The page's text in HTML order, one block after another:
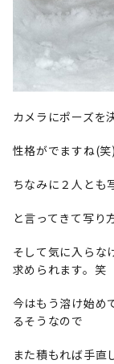
カメラにポーズを
性格がでますね(笑)
ちなみに２人とも
と言ってきて写り
そして気に入らな
求められます
今はもう溶け始め
るそうなので
また積もれば手直